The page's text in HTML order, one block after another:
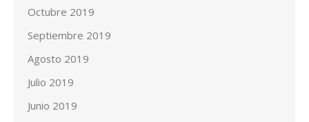
Octubre 2019
Septiembre 2019
Agosto 2019
Julio 2019
Junio 2019